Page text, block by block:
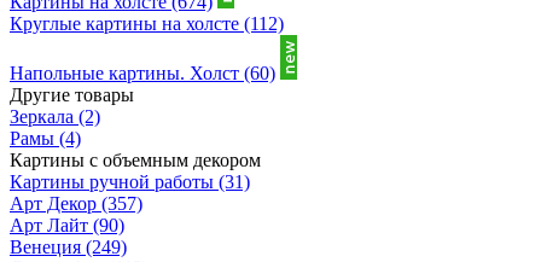
Круглые картины на холсте (112)
Напольные картины. Холст (60)
Другие товары
Зеркала (2)
Рамы (4)
Картины с объемным декором
Картины ручной работы (31)
Арт Декор (357)
Арт Лайт (90)
Венеция (249)